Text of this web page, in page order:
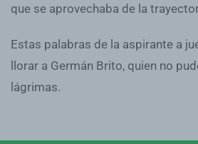
que se aprovechaba de la
Estas palabras de la aspirante a
llorar a Germán Brito, quien no
lágrimas.